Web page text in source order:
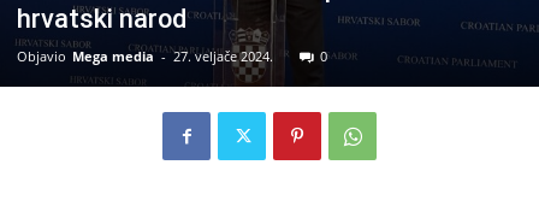
hrvatski narod
Objavio Mega media - 27. veljače 2024. 0